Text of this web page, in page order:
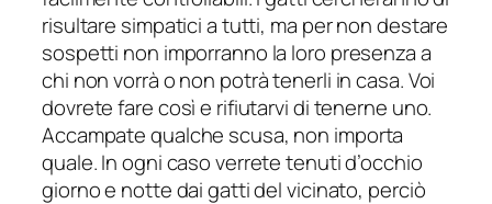
risultare simpatici a tutti, ma per non destare
sospetti non imporranno la loro presenza a
chi non vorrà o non potrà tenerli in casa. Voi
dovrete fare così e rifiutarvi di tenerne uno.
Accampate qualche scusa, non importa
quale. In ogni caso verrete tenuti d’occhio
giorno e notte dai gatti del vicinato, perciò